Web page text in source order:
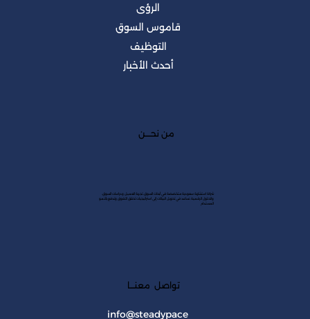
تواصل معنـــا
info@steadypace
من نحــــن
شركة استشارية سعودية متخصصة في أبحاث السوق، تجربة العميل ودراسات السوق،
والحلول الرقمية. نساعد في تحويل البيانات إلى استراتيجيات تحقق التفوق وتدفع بالنمو
المستدام
الرؤى
قاموس السوق
التوظيف
أحدث الأخبار